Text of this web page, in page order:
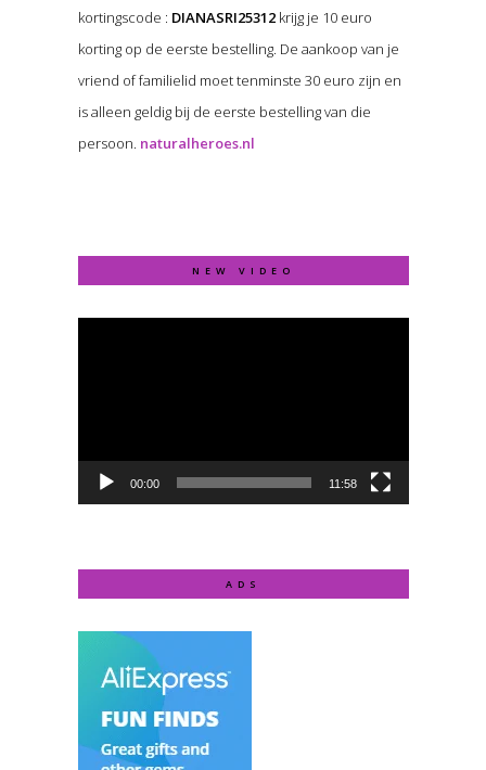
kortingscode : DIANASRI25312krijg je 10 euro
korting op de eerste bestelling. De aankoop van je
vriend of familielid moet tenminste 30 euro zijn en
is alleen geldig bij de eerste bestelling van die
persoon. naturalheroes.nl
NEW VIDEO
Video
00:00 11:58
ADS